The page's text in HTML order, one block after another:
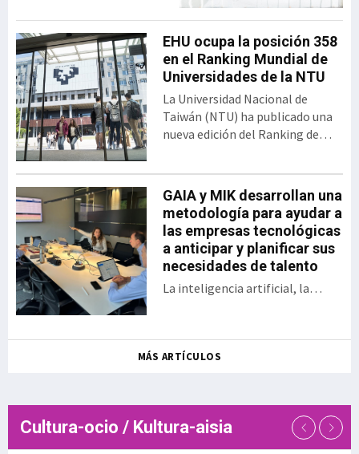
EHU ocupa la posición 358
en el Ranking Mundial de
Universidades de la NTU
La Universidad Nacional de
Taiwán (NTU) ha publicado una
nueva edición del Ranking de
Científicos para Universidades
Mundiales. En esta clasificación,
Euskal Herriko Unibertsitatea
(EHU) ocupa el puesto 358 entre
las 1.243 universidades
evaluadas, situándose además
como la sép
GAIA y MIK desarrollan una
metodología para ayudar a
las empresas tecnológicas
a anticipar y planificar sus
necesidades de talento
La inteligencia artificial, la
relevo generacional y la
creciente dificultad para
transformando las necesidades
de talento de las empresas
tecnológicas. En este contexto,
en el BEC para celebrar los
diez años de vida de BIND,
programa de innovación
abierta desarrollado por el
Gobierno vasco y SPRI,
bajo el formato del
tradicional Demo Day. El
encuentro presentó los 30
proyectos desarrollados
empresas, así como las
sociedades públicas
participantes en una
iniciativa que en la actual
edición se ha enfocado a
aplicaciones en ámbitos
como la energía, la
inteligencia a
MÁS ARTÍCULOS
Cultura-ocio / Kultura-aisia